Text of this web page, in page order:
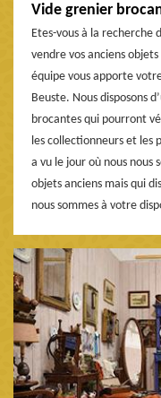
Vide grenier
Etes-vous à la recherche
vendre vos anciens
équipe vous apporte
Beuste. Nous disposons
brocantes qui pourront
les collectionneurs et
a vu le jour où nous nous
objets anciens mais qui
nous sommes à votre